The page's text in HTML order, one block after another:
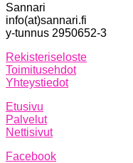
Sannari
info(at)sannari.fi
y-tunnus 2950652-3
Rekisteriseloste
Toimitusehdot
Yhteystiedot
Etusivu
Palvelut
Nettisivut
Facebook